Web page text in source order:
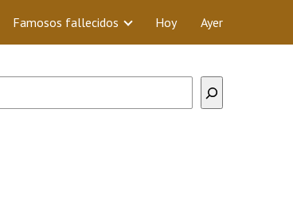
Famosos fallecidos Hoy Ayer